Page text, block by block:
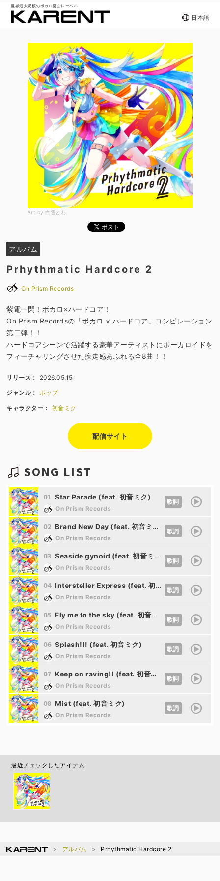
世界最大規模のボカロ楽曲レーベル
日本語
Art by 白雪とわ
アルバム
Prhythmatic Hardcore 2
On Prism Records
紫電一閃！ボカロ×ハードコア！
On Prism Recordsの「ボカロ × ハードコア」コンピレーション
第二弾！！
ハードコアシーンで活躍する豪華アーティストにボーカロイドを
フィーチャリングさせた疾走感あふれる全8曲！！
リリース： 2026.05.15
ジャンル： ポップ
キャラクター： 初音ミク
配信サイト
SONG LIST
01 Star Parade (feat. 初音ミク)
On Prism Records
歌詞
02 Brand New Day (feat. 初音ミク)
On Prism Records
歌詞
03 Seaside gynoid (feat. 初音ミク)
On Prism Records
歌詞
04 Intersteller Express (feat. 初音ミク)
On Prism Records
歌詞
05 Fly me to the sky (feat. 初音ミク)
On Prism Records
歌詞
06 Splash!!! (feat. 初音ミク)
On Prism Records
歌詞
07 Keep on raving!! (feat. 初音ミク)
On Prism Records
歌詞
08 Mist (feat. 初音ミク)
On Prism Records
歌詞
最近チェックしたアイテム
アルバム Prhythmatic Hardcore 2